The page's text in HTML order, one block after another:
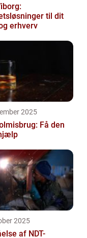
til dit
erhverv
2025
Få den
2025
af NDT-